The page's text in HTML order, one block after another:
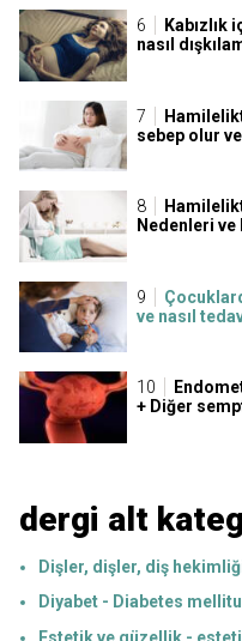
Kabızlık
nasıl
sebep olur
Nedenleri
ve nasıl
+ Diğer
dergi alt
Dişler, dişler, diş
Diyabet - Diabetes
Estetik ve güzellik -